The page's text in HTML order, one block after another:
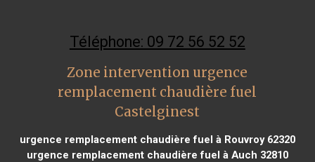
Téléphone: 09 72 56 52 52
Zone intervention urgence
remplacement chaudière fuel
Castelginest
urgence remplacement chaudière fuel à Rouvroy 62320
urgence remplacement chaudière fuel à Auch 32810